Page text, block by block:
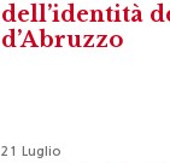
dell’identità
d’Abruzzo
21 Luglio